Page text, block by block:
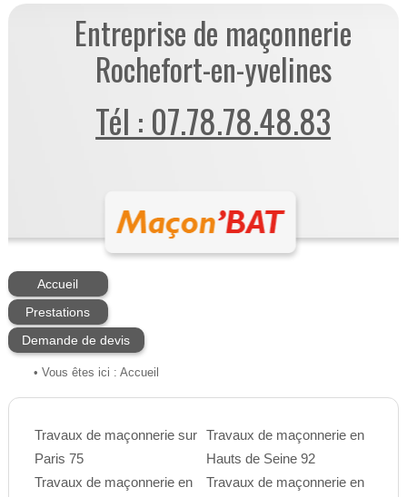
Entreprise de maçonnerie
Rochefort-en-yvelines
Tél : 07.78.78.48.83
Accueil
Prestations
Demande de devis
• Vous êtes ici : Accueil
Travaux de maçonnerie sur
Paris 75
Travaux de maçonnerie en
Travaux de maçonnerie en
Hauts de Seine 92
Travaux de maçonnerie en